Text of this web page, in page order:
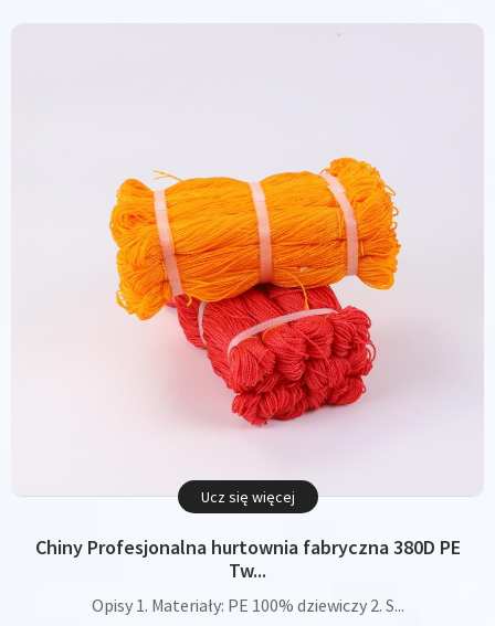
Chiny Profesjonalna hurtownia fabryczna 380D PE
Tw...
Opisy 1. Materiały: PE 100% dziewiczy 2. S...
Ucz się więcej